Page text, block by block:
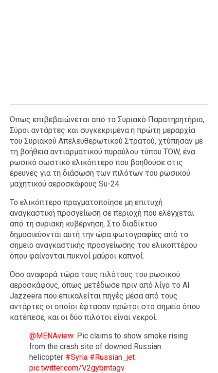
Όπως επιβεβαιώνεται από το Συριακό Παρατηρητήριο,
Σύροι αντάρτες και συγκεκριμένα η πρώτη μεραρχία
του Συριακού Απελευθερωτικού Στρατού, χτύπησαν με
τη βοήθεια αντιαρματικού πυραύλου τύπου TOW, ένα
ρωσικό σωστικό ελικόπτερο που βοηθούσε στις
έρευνες για τη διάσωση των πιλότων του ρωσικού
μαχητικού αεροσκάφους Su-24.
Το ελικόπτερο πραγματοποίησε μη επιτυχή
αναγκαστική προσγείωση σε περιοχή που ελέγχεται
από τη συριακή κυβέρνηση. Στο διαδίκτυο
δημοσιεύονται αυτή την ώρα φωτογραφίες από το
σημείο αναγκαστικής προσγείωσης του ελικοπτέρου
όπου φαίνονται πυκνοί μαύροι καπνοί.
Όσο αναφορά τώρα τους πιλότους του ρωσικού
αεροσκάφους, όπως μετέδωσε πριν από λίγο το Al
Jazzeera που επικαλείται πηγές μέσα από τους
αντάρτες οι οποίοι έφτασαν πρώτοι στο σημείο όπου
κατέπεσε, και οι δύο πιλότοι είναι νεκροί.
@MENAview: Pic claims to show smoke rising
from the crash site of downed Russian
helicopter #Syria #Russian_jet
pic.twitter.com/V2gybmtagv